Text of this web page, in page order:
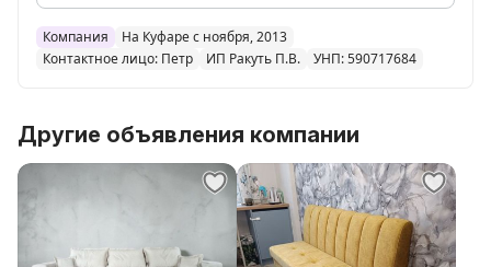
Компания
На Куфаре с ноября, 2013
Контактное лицо: Петр
ИП Ракуть П.В. УНП: 590717684
Другие объявления компании